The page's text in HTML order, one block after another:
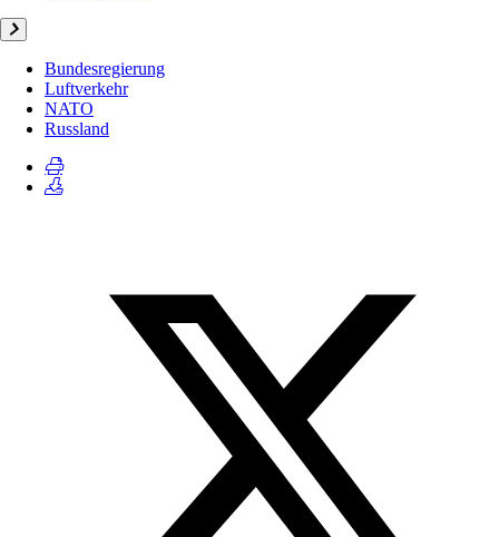
Bundesregierung
Luftverkehr
NATO
Russland